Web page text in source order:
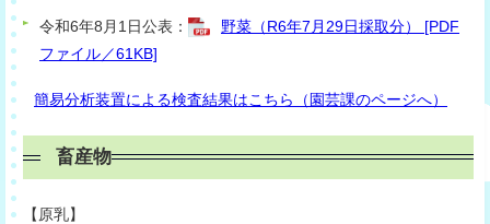
令和6年8月1日公表：
野菜（R6年7月29日採取分） [PDF
ファイル／61KB]
簡易分析装置による検査結果はこちら（園芸課のページへ）
畜産物
【原乳】